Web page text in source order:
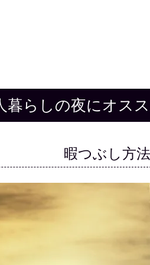
暮らしの夜にオス
暇つぶし方